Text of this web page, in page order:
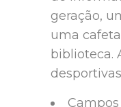
geração,
uma
biblioteca.